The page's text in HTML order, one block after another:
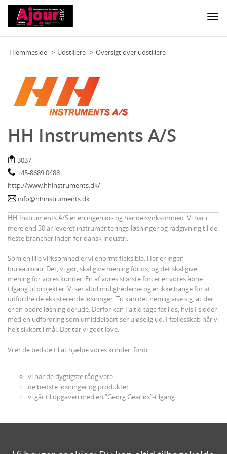
Hjemmeside Udstillere Oversigt over udstillere
HH Instruments A/S
3037
+45-8689 0488
http://www.hhinstruments.dk/
info@hhinstruments.dk
HH Instruments A/S er en ingeniør- og handelsvirksomhed. Vi har i
mere end 30 år leveret instrumenterings-løsninger og rådgivning til de
fleste brancher inden for dansk industri.
Som en lille virksomhed er vi enormt fleksible. Her er ingen
bureaukrati. Det, vi gør, skal give mening for os, og det skal give
mening for vores kunder. En af vores største forcer er vores åbne
tilgang til projekter. Vi ser altid mulighederne og er ikke bange for at
udfordre de eksisterende løsninger. Tit kan det nemlig vise sig, at der
er en bedre løsning derude. Derfor kan I altid tage fat i os, hvis I sidder
med en udfordring som umiddelbart ser uløselig ud. I fællesskab når vi
helt sikkert i mål. Det tør vi godt love.
Vi er de bedste til at hjælpe vores kunder, fordi:
vi har de dygtigste rådgivere
de bedste løsninger og produkter
vi går til opgaven med en “Georg Gearløs”-tilgang.